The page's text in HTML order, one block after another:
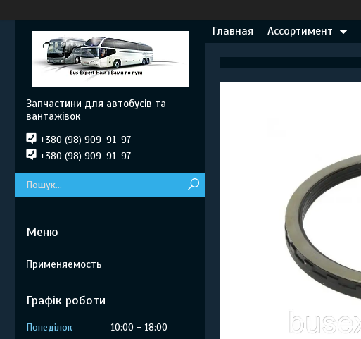
Главная Ассортимент
Запчастини для автобусів та
вантажівок
+380 (98) 909-91-97
+380 (98) 909-91-97
Применяемость
Графік роботи
Понеділок 10:00
18:00